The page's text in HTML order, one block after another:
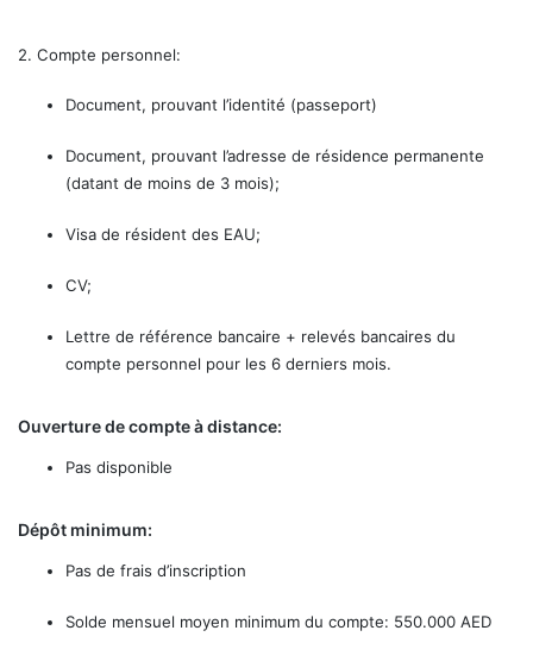
2. Compte personnel:
Document, prouvant l’identité (passeport)
Document, prouvant l’adresse de résidence permanente
(datant de moins de 3 mois);
Visa de résident des EAU;
CV;
Lettre de référence bancaire + relevés bancaires du
compte personnel pour les 6 derniers mois.
Ouverture de compte à distance:
Pas disponible
Dépôt minimum:
Pas de frais d’inscription
Solde mensuel moyen minimum du compte: 550.000 AED